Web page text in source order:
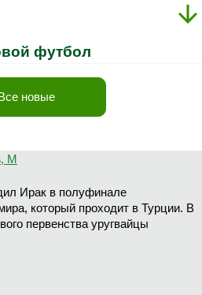
футбол
Все новые
, М
Ирак в полуфинале
который проходит в Турции. В
первенства уругвайцы